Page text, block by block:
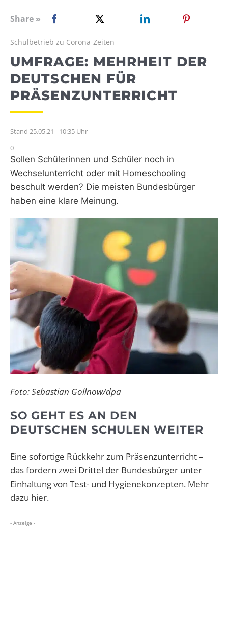
WEBRADIO
Share »
Schulbetrieb zu Corona-Zeiten
UMFRAGE: MEHRHEIT DER
DEUTSCHEN FÜR
PRÄSENZUNTERRICHT
Stand 25.05.21 - 10:35 Uhr
0
Sollen Schülerinnen und Schüler noch in
Wechselunterricht oder mit Homeschooling
beschult werden? Die meisten Bundesbürger
haben eine klare Meinung.
Foto: Sebastian Gollnow/dpa
SO GEHT ES AN DEN
DEUTSCHEN SCHULEN WEITER
Eine sofortige Rückkehr zum Präsenzunterricht –
das fordern zwei Drittel der Bundesbürger unter
Einhaltung von Test- und Hygienekonzepten. Mehr
dazu hier.
- Anzeige -